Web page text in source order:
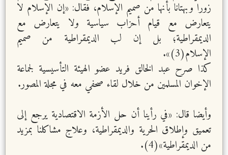
زورا وبهتانا بأنها من صميم الإسلام، فقال: «إن الإسلام لا
يتعارض مع قيام أحزاب سياسية ولا يتعارض مع
الديمقراطية؛ بل إن لب الديمقراطية من صميم
الإسلام(3)».
كذا صرح عبد الخالق فريد عضو الهيئة التأسيسية لجماعة
الإخوان المسلمين من خلال لقاء صحفي معه في مجلة المصور.
وأيضا قال: «في رأينا أن حل الأزمة الاقتصادية يرجع إلى
تعميق وإطلاق الحرية والديمقراطية، وعلاج مشاكلنا بمزيد
من الديمقراطية»(4).